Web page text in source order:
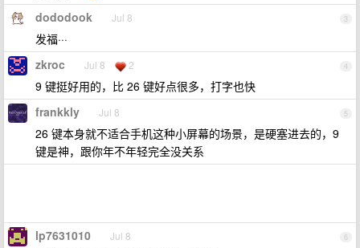
3
dododook Jul 8
发福···
4
zkroc Jul 8 2
9 键挺好用的，比 26 键好点很多，打字也快
5
frankkly Jul 8
26 键本身就不适合手机这种小屏幕的场景，是硬塞进去的，9
键是神，跟你年不年轻完全没关系
6
lp7631010 Jul 8